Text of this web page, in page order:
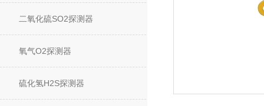
二氧化硫SO2探测器
氧气O2探测器
硫化氢H2S探测器